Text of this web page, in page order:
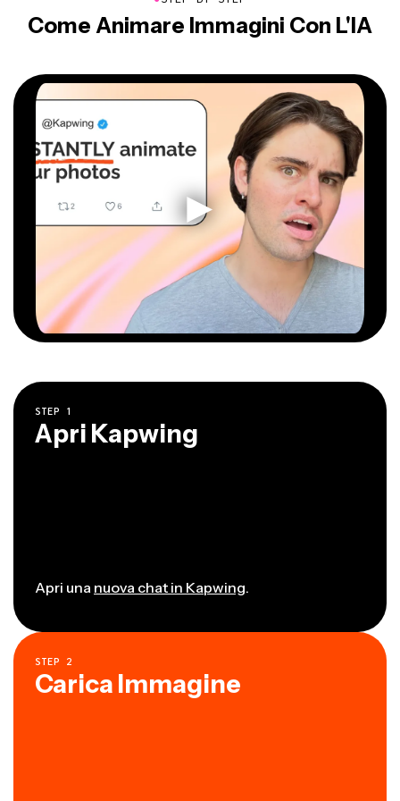
Come Animare Immagini Con L'IA
STEP 1
Apri Kapwing
Apri una nuova chat in Kapwing.
STEP 2
Carica Immagine